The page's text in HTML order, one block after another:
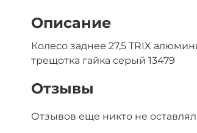
Описание
Колесо заднее 27,5 TRIX
трещотка гайка серый 13479
Отзывы
Отзывов еще никто не оставлял